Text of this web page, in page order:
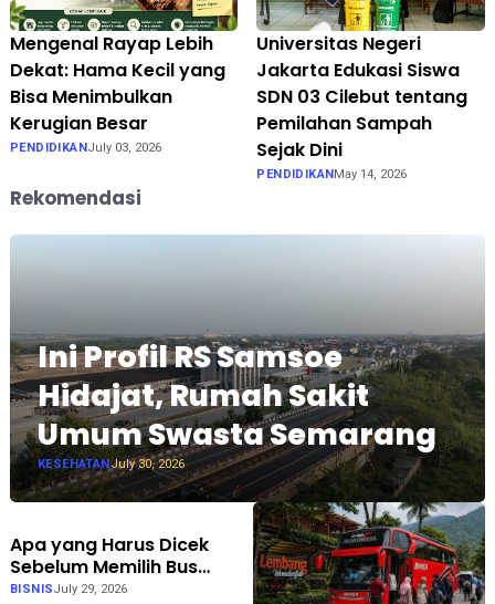
Mengenal Rayap Lebih
Dekat: Hama Kecil yang
Bisa Menimbulkan
Kerugian Besar
PENDIDIKANJuly 03, 2026
Universitas Negeri
Jakarta Edukasi Siswa
SDN 03 Cilebut tentang
Pemilahan Sampah
Sejak Dini
PENDIDIKANMay 14, 2026
Rekomendasi
Ini Profil RS Samsoe
Hidajat, Rumah Sakit
Umum Swasta Semarang
KESEHATANJuly 30, 2026
Apa yang Harus Dicek
Sebelum Memilih Bus
Pariwisata? Bhisa Wisata
BISNISJuly 29, 2026